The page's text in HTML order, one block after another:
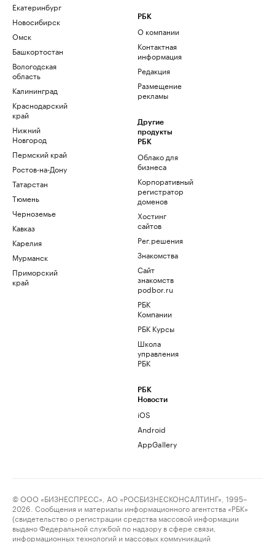
Екатеринбург
Новосибирск
Омск
Башкортостан
Вологодская
область
Калининград
Краснодарский
край
Нижний
Новгород
Пермский край
Ростов-на-Дону
Татарстан
Тюмень
Черноземье
Кавказ
Карелия
Мурманск
Приморский
край
РБК
О компании
Контактная
информация
Редакция
Размещение
рекламы
Другие
продукты
РБК
Облако для
бизнеса
Корпоративный
регистратор
доменов
Хостинг
сайтов
Рег.решения
Знакомства
Сайт
знакомств
podbor.ru
РБК
Компании
РБК Курсы
Школа
управления
РБК
РБК
Новости
iOS
Android
AppGallery
© ООО «БИЗНЕСПРЕСС», АО «РОСБИЗНЕСКОНСАЛТИНГ», 1995–
2026. Сообщения и материалы информационного агентства «РБК»
(свидетельство о регистрации средства массовой информации
выдано Федеральной службой по надзору в сфере связи,
информационных технологий и массовых коммуникаций